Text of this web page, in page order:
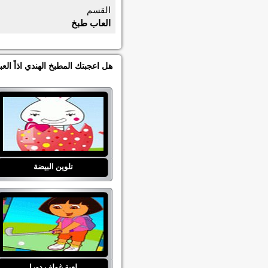
القسم
العاب طبخ
هل اعجبتك المطبخ الهندي اذاً
تلوين البيضة